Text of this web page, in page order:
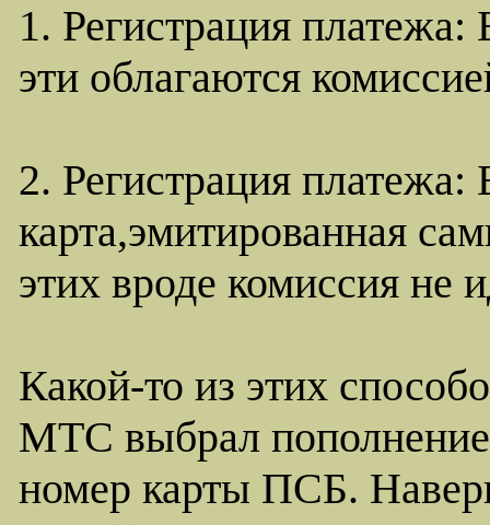
1. Регистрация платежа:
эти облагаются
2. Регистрация платежа:
карта,эмитированная
этих вроде комиссия не
Какой-то из этих
МТС выбрал
номер карты ПСБ.